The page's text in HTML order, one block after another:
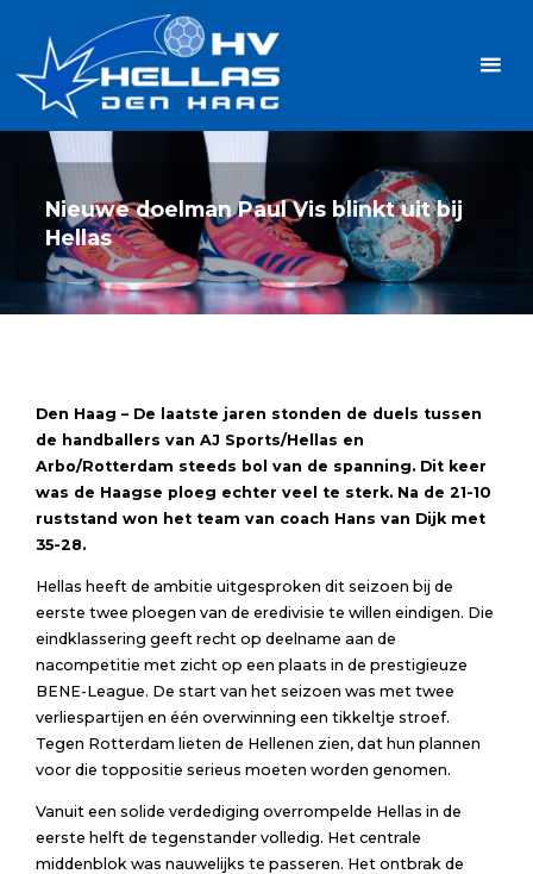
inhoud
Nieuwe doelman Paul Vis blinkt uit bij
Hellas
Den Haag – De laatste jaren stonden de duels tussen
de handballers van AJ Sports/Hellas en
Arbo/Rotterdam steeds bol van de spanning. Dit keer
was de Haagse ploeg echter veel te sterk. Na de 21-10
ruststand won het team van coach Hans van Dijk met
35-28.
Hellas heeft de ambitie uitgesproken dit seizoen bij de
eerste twee ploegen van de eredivisie te willen eindigen. Die
eindklassering geeft recht op deelname aan de
nacompetitie met zicht op een plaats in de prestigieuze
BENE-League. De start van het seizoen was met twee
verliespartijen en één overwinning een tikkeltje stroef.
Tegen Rotterdam lieten de Hellenen zien, dat hun plannen
voor die toppositie serieus moeten worden genomen.
Vanuit een solide verdediging overrompelde Hellas in de
eerste helft de tegenstander volledig. Het centrale
middenblok was nauwelijks te passeren. Het ontbrak de